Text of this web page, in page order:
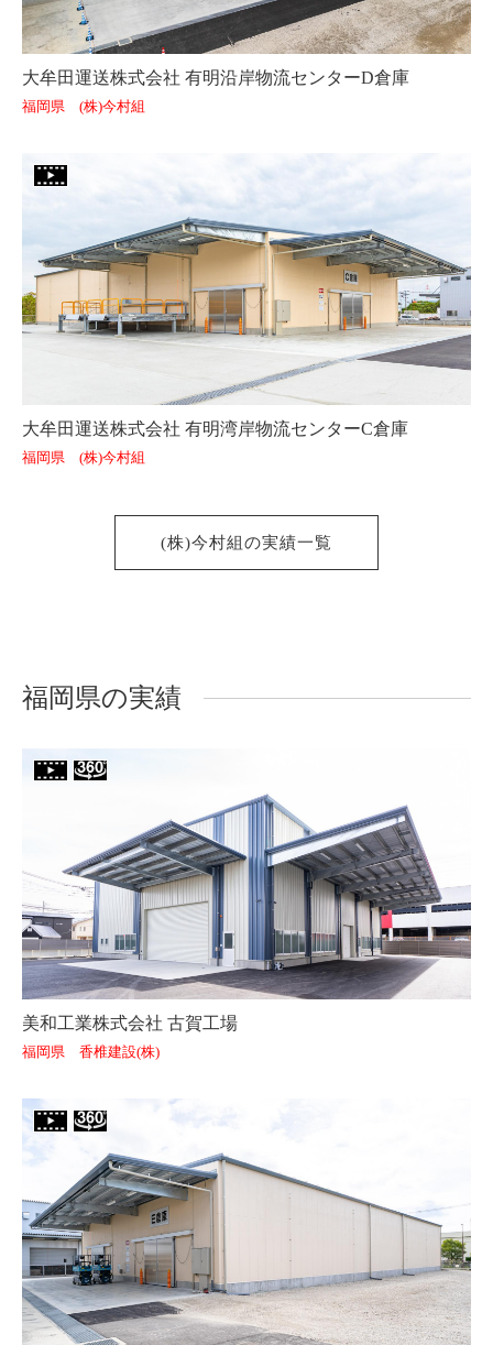
大牟田運送株式会社 有明沿岸物流センターD倉庫
福岡県 (株)今村組
大牟田運送株式会社 有明湾岸物流センターC倉庫
福岡県 (株)今村組
(株)今村組の実績一覧
福岡県の実績
美和工業株式会社 古賀工場
福岡県 香椎建設(株)